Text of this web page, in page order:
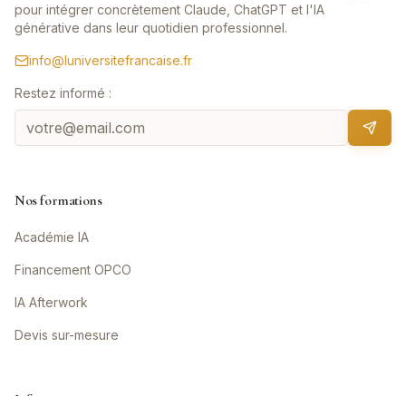
pour intégrer concrètement Claude, ChatGPT et l'IA
générative dans leur quotidien professionnel.
info@luniversitefrancaise.fr
Restez informé :
Nos formations
Académie IA
Financement OPCO
IA Afterwork
Devis sur-mesure